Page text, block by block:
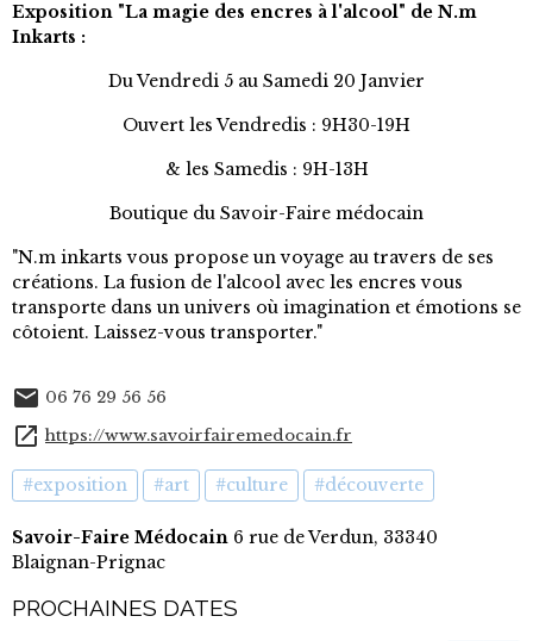
Exposition "La magie des encres à l'alcool" de N.m
Inkarts :
Du Vendredi 5 au Samedi 20 Janvier
Ouvert les Vendredis : 9H30-19H
& les Samedis : 9H-13H
Boutique du Savoir-Faire médocain
"N.m inkarts vous propose un voyage au travers de ses
créations. La fusion de l'alcool avec les encres vous
transporte dans un univers où imagination et émotions se
côtoient. Laissez-vous transporter."
06 76 29 56 56
https://www.savoirfairemedocain.fr
#exposition #art #culture #découverte
Savoir-Faire Médocain 6 rue de Verdun, 33340
Blaignan-Prignac
PROCHAINES DATES